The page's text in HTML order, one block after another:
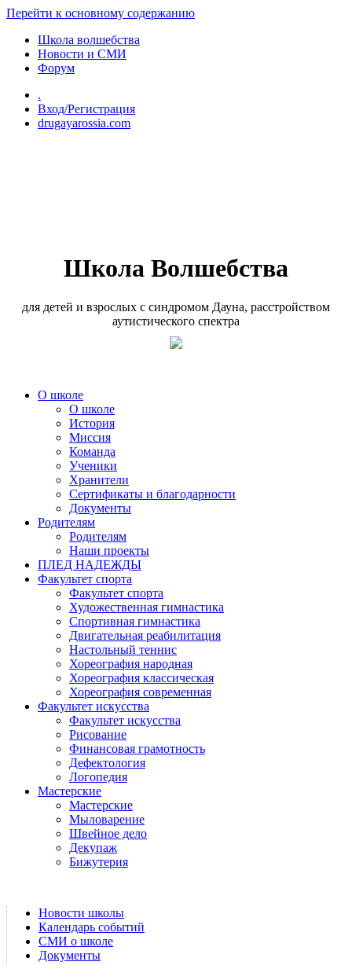
Перейти к основному содержанию
Школа волшебства
Новости и СМИ
Форум
.
Вход/Регистрация
drugayarossia.com
Школа Волшебства
для детей и взрослых с синдромом Дауна, расстройством
аутистического спектра
О школе
О школе
История
Миссия
Команда
Ученики
Хранители
Сертификаты и благодарности
Документы
Родителям
Родителям
Наши проекты
ПЛЕД НАДЕЖДЫ
Факультет спорта
Факультет спорта
Художественная гимнастика
Спортивная гимнастика
Двигательная реабилитация
Настольный теннис
Хореография народная
Хореография классическая
Хореография современная
Факультет искусства
Факультет искусства
Рисование
Финансовая грамотность
Дефектология
Логопедия
Мастерские
Мастерские
Мыловарение
Швейное дело
Декупаж
Бижутерия
Новости школы
Календарь событий
СМИ о школе
Документы